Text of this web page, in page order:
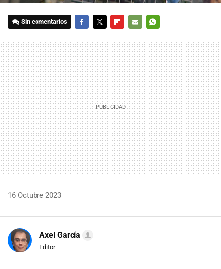
Sin comentarios
MAIL
16 Octubre 2023
Axel García
Editor